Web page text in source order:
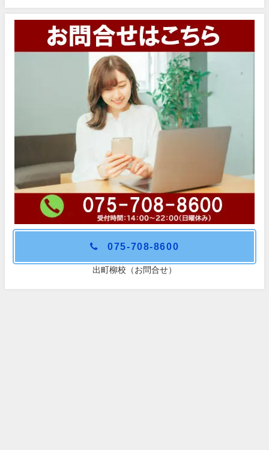
075-708-8600
出町柳校（お問合せ）